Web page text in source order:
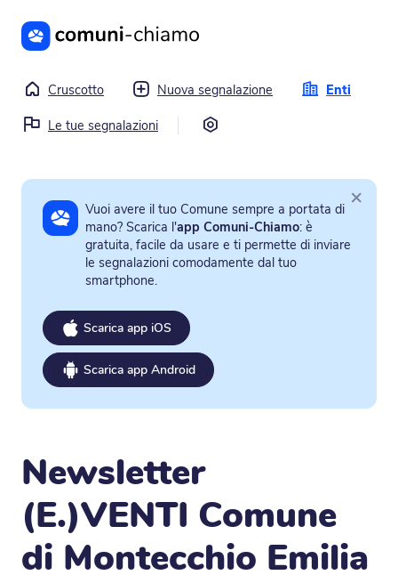
Vai al contenuto principale
Cruscotto Nuova segnalazione
Enti
Le tue segnalazioni
Vuoi avere il tuo Comune sempre a portata di
mano? Scarica l'app Comuni-Chiamo: è
gratuita, facile da usare e ti permette di inviare
le segnalazioni comodamente dal tuo
smartphone.
Scarica app iOS
Scarica app Android
×
Newsletter
(E.)VENTI Comune
di Montecchio Emilia